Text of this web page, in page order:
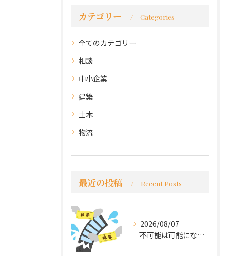
カテゴリー Categories
全てのカテゴリー
相談
中小企業
建築
土木
物流
最近の投稿 Recent Posts
2026/08/07
『不可能は可能になる』